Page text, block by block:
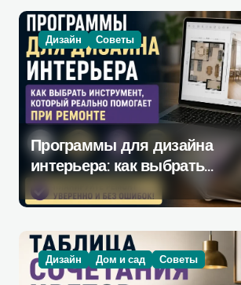
Дизайн Советы
Программы для дизайна
интерьера: как выбрать
инструмент, который
действительно поможет при
ремонте
Дизайн Дом и сад Советы